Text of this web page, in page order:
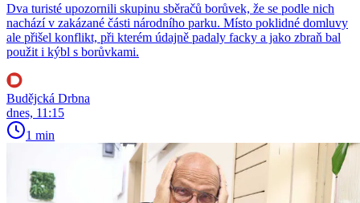
Dva turisté upozornili skupinu sběračů borůvek, že se podle nich
nachází v zakázané části národního parku. Místo poklidné domluvy
ale přišel konflikt, při kterém údajně padaly facky a jako zbraň bal
použit i kýbl s borůvkami.
Budějcká Drbna
dnes, 11:15
1 min